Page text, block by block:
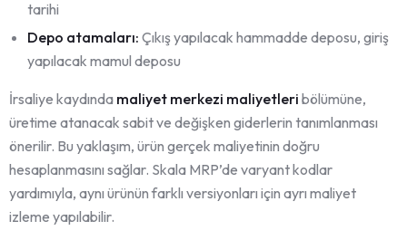
tarihi
Depo atamaları: Çıkış yapılacak hammadde deposu, giriş
yapılacak mamul deposu
İrsaliye kaydında maliyet merkezi maliyetleri bölümüne,
üretime atanacak sabit ve değişken giderlerin tanımlanması
önerilir. Bu yaklaşım, ürün gerçek maliyetinin doğru
hesaplanmasını sağlar. Skala MRP’de varyant kodlar
yardımıyla, aynı ürünün farklı versiyonları için ayrı maliyet
izleme yapılabilir.